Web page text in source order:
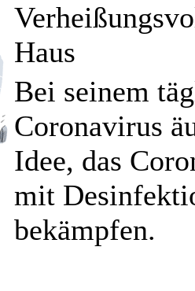
Haus
Bei seinem
Coronavirus
Idee, das
mit
bekämpfen.